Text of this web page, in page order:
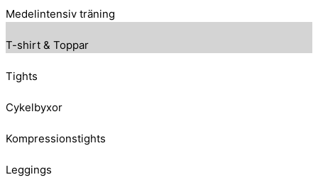
Medelintensiv träning
T-shirt & Toppar
Tights
Cykelbyxor
Kompressionstights
Leggings